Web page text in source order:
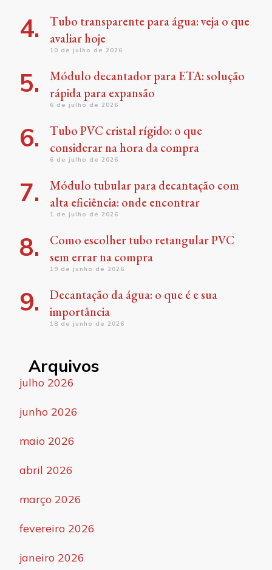
Tubo transparente para água: veja o que
avaliar hoje
10 de julho de 2026
Módulo decantador para ETA: solução
rápida para expansão
6 de julho de 2026
Tubo PVC cristal rígido: o que
considerar na hora da compra
6 de julho de 2026
Módulo tubular para decantação com
alta eficiência: onde encontrar
1 de julho de 2026
Como escolher tubo retangular PVC
sem errar na compra
19 de junho de 2026
Decantação da água: o que é e sua
importância
18 de junho de 2026
Arquivos
julho 2026
junho 2026
maio 2026
abril 2026
março 2026
fevereiro 2026
janeiro 2026